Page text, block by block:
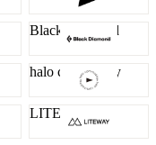
Black Diamond
halo commodity
LITEWAY